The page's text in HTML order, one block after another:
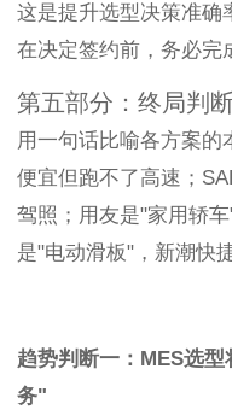
这是提升选型决策准确
在决定签约前，务必完
第五部分：终局判
用一句话比喻各方案的
便宜但跑不了高速；
驾照；用友是"家用轿
是"电动滑板"，新潮快
趋势判断一：MES选
务"